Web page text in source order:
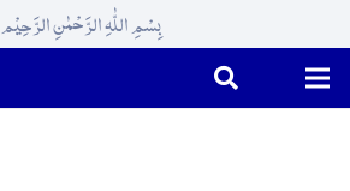
بِسْمِ اللّٰہِ الرَّحْمٰنِ الرَّحِیْم